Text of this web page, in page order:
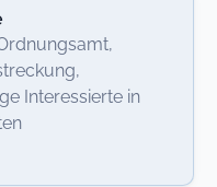
Interessierte in